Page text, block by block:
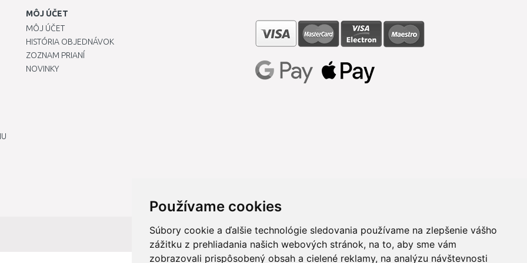
Používame cookies
Súbory cookie a ďalšie technológie sledovania používame na zlepšenie vášho
zážitku z prehliadania našich webových stránok, na to, aby sme vám
zobrazovali prispôsobený obsah a cielené reklamy, na analýzu návštevnosti
MÔJ ÚČET
MÔJ ÚČET
HISTÓRIA OBJEDNÁVOK
ZOZNAM PRIANÍ
NOVINKY